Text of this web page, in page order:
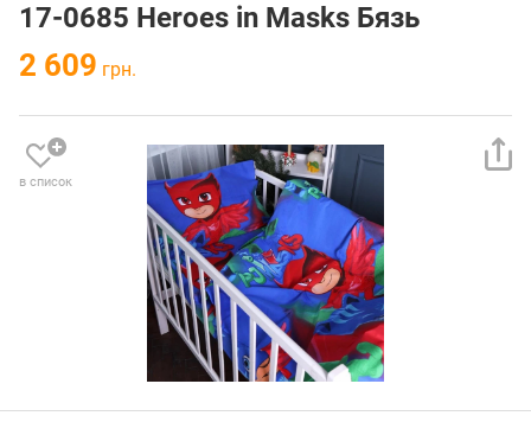
17-0685 Heroes in Masks Бязь
2 609 грн.
в список